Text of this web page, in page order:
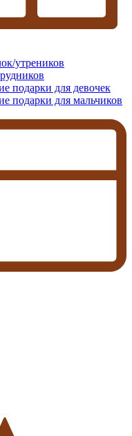
утреников
подарки для девочек
подарки для мальчиков